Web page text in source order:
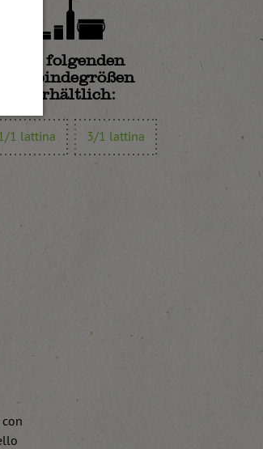
In folgenden
Gebindegrößen
erhältlich:
1 lattina 3/1 lattina